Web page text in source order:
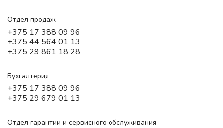
Отдел продаж
+375 17 388 09 96
+375 44 564 01 13
+375 29 861 18 28
Бухгалтерия
+375 17 388 09 96
+375 29 679 01 13
Отдел гарантии и сервисного обслуживания